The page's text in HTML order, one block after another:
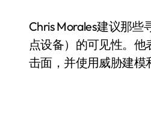
Chris Morales建议那
点设备）的可见性。
击面，并使用威胁建模